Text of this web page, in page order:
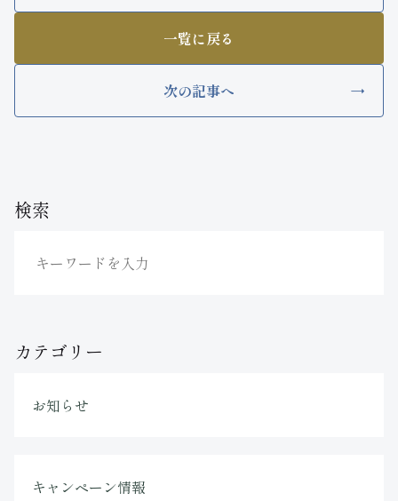
検索
カテゴリー
お知らせ
キャンペーン情報
一覧に戻る
次の記事へ